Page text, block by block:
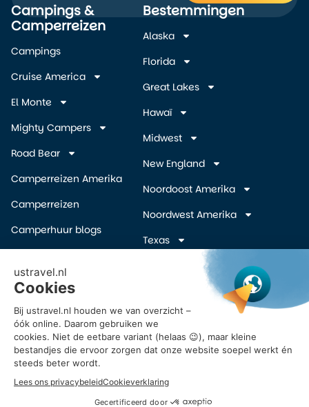
Campings &
Camperreizen
Campings
Cruise America
El Monte
Mighty Campers
Road Bear
Camperreizen Amerika
Camperreizen
Camperhuur blogs
Inschrijven Amerika
camper deals
Vroegboekkorting camper
USA
Reisvoorstel Camperreis
Amerika
Bestemmingen
Alaska
Florida
Great Lakes
Hawaï
Midwest
New England
Noordoost Amerika
Noordwest Amerika
Texas
Zuidelijke Staten
Zuidwest Amerika
Alternative: